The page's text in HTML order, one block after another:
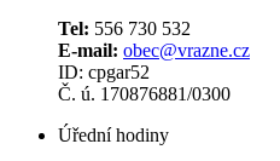
Tel: 556 730 532
E-mail: obec@vrazne.cz
ID: cpgar52
Č. ú. 170876881/0300
Úřední hodiny